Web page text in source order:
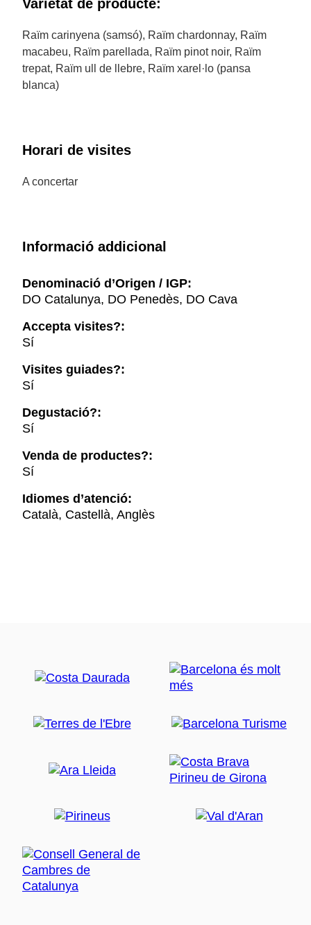
Varietat de producte:
Raïm carinyena (samsó), Raïm chardonnay, Raïm
macabeu, Raïm parellada, Raïm pinot noir, Raïm
trepat, Raïm ull de llebre, Raïm xarel·lo (pansa
blanca)
Horari de visites
A concertar
Informació addicional
Denominació d’Origen / IGP:
DO Catalunya, DO Penedès, DO Cava
Accepta visites?:
Sí
Visites guiades?:
Sí
Degustació?:
Sí
Venda de productes?:
Sí
Idiomes d’atenció:
Català, Castellà, Anglès